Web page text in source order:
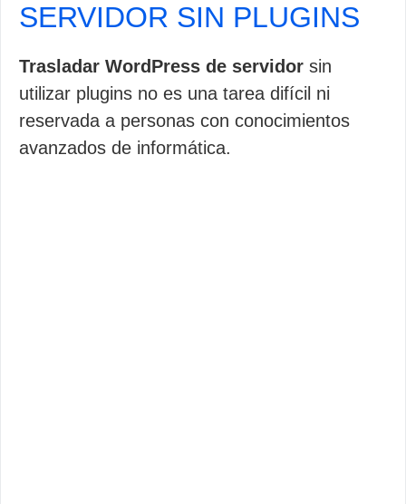
SERVIDOR SIN PLUGINS
Trasladar WordPress de servidor sin
utilizar plugins no es una tarea difícil ni
reservada a personas con conocimientos
avanzados de informática.